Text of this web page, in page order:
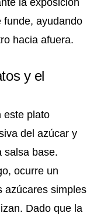
funde, ayudando
hacia afuera.
y el
este plato
del azúcar y
salsa base.
ocurre un
azúcares simples
Dado que la